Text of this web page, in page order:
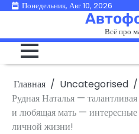
ПерейтиПонедельник, Авг 10, 2026
Всё про
Главная
Uncategorised
Рудная Наталья —
и любящая мать —
личной жизни!